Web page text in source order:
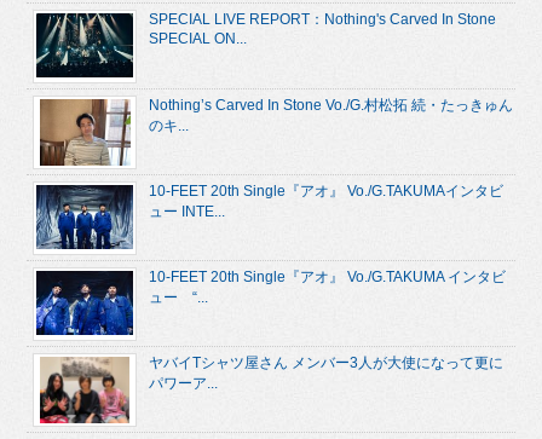
SPECIAL LIVE REPORT：Nothing's Carved In Stone
SPECIAL ON...
Nothing’s Carved In Stone Vo./G.村松拓 続・たっきゅん
のキ...
10-FEET 20th Single『アオ』 Vo./G.TAKUMAインタビ
ュー INTE...
10-FEET 20th Single『アオ』 Vo./G.TAKUMA インタビ
ュー “...
ヤバイTシャツ屋さん メンバー3人が大使になって更に
パワーア...